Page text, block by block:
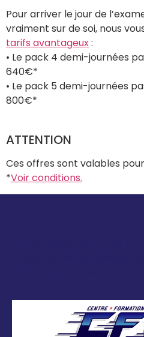
Pour arriver le jour de
vraiment sur de soi, nous
tarifs avantageux:
• Le pack 4 demi-journées
640€*
• Le pack 5 demi-journées
800€*
ATTENTION
Ces offres sont valables
*Voir conditions.